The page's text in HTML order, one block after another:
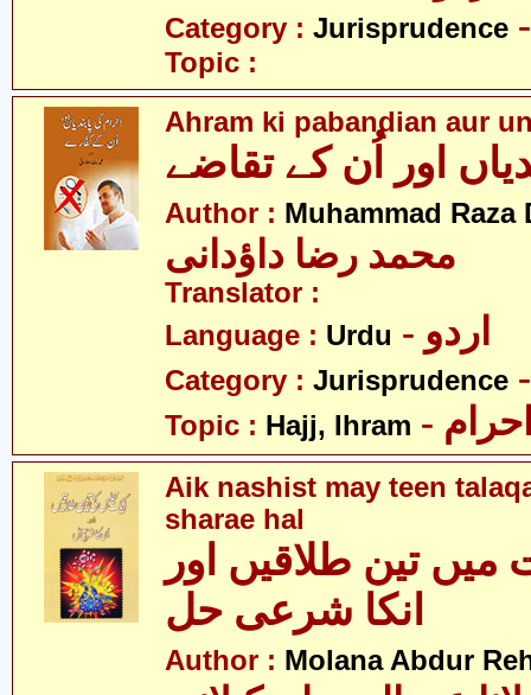
Category : Jurisprudence
Topic :
Ahram ki pabandian aur
اور اُن کے تقاضے
Author : Muhammad Raza
محمد رضا داؤدانی
Translator :
Language : Urdu - اردو
Category : Jurisprudence
Topic : Hajj, Ihram
Aik nashist may teen
sharae hal
تین طلاقیں اور
انکا شرعی حل
Author : Molana Abdur